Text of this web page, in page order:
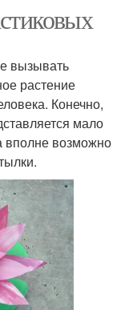
вызывать
растение
Конечно,
мало
вполне возможно